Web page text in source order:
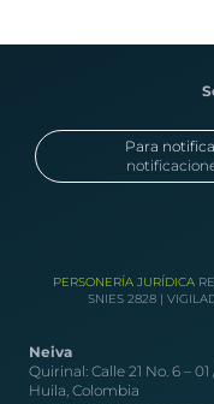
Para
PERSONERÍA JURÍDICA
SNIES 2828 |
Neiva
Quirinal: Calle 21 No. 6 –
Huila, Colombia